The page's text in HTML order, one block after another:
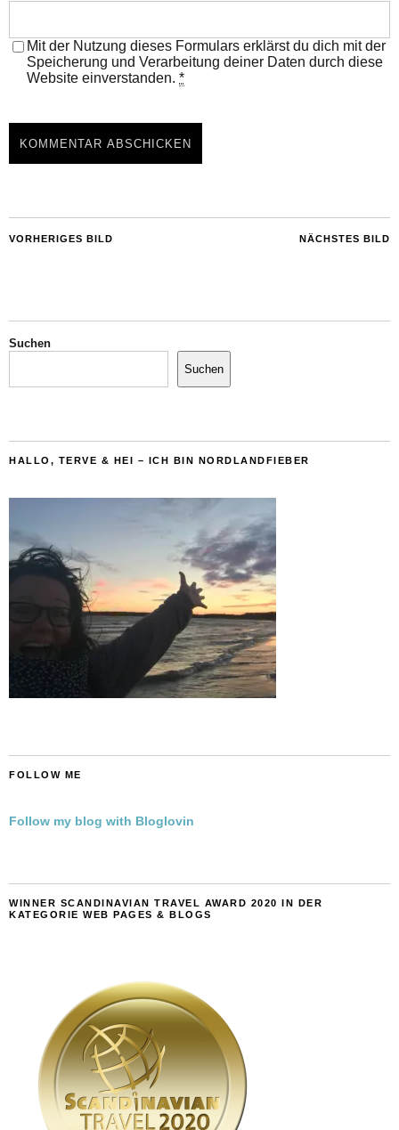
Mit der Nutzung dieses Formulars erklärst du dich mit der
Speicherung und Verarbeitung deiner Daten durch diese
Website einverstanden. *
NÄCHSTES BILD
VORHERIGES BILD
Suchen
Suchen
HALLO, TERVE & HEI – ICH BIN NORDLANDFIEBER
FOLLOW ME
Follow my blog with Bloglovin
WINNER SCANDINAVIAN TRAVEL AWARD 2020 IN DER
KATEGORIE WEB PAGES & BLOGS